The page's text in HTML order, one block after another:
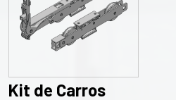
Kit de Carros